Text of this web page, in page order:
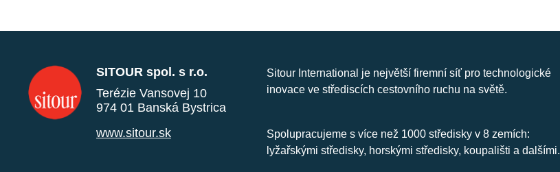
SITOUR spol. s r.o.
Terézie Vansovej 10
974 01 Banská Bystrica
www.sitour.sk
Sitour International je největší firemní síť pro technologické
inovace ve střediscích cestovního ruchu na světě.
Spolupracujeme s více než 1000 středisky v 8 zemích:
lyžařskými středisky, horskými středisky, koupališti a dalšími.